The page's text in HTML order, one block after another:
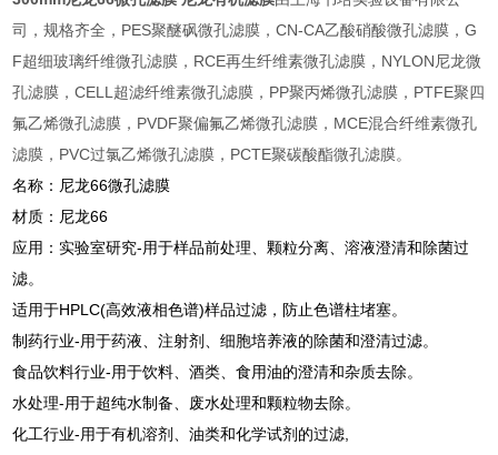
司，规格齐全，PES聚醚砜微孔滤膜，CN-CA乙酸硝酸微孔滤膜，G
F超细玻璃纤维微孔滤膜，RCE再生纤维素微孔滤膜，NYLON尼龙微
孔滤膜，CELL超滤纤维素微孔滤膜，PP聚丙烯微孔滤膜，PTFE聚四
氟乙烯微孔滤膜，PVDF聚偏氟乙烯微孔滤膜，MCE混合纤维素微孔
滤膜，PVC过氯乙烯微孔滤膜，PCTE聚碳酸酯微孔滤膜。
名称：尼龙66微孔滤膜
材质：尼龙66
应用：实验室研究-用于样品前处理、颗粒分离、溶液澄清和除菌过
滤。
适用于HPLC(高效液相色谱)样品过滤，防止色谱柱堵塞。
制药行业-用于药液、注射剂、细胞培养液的除菌和澄清过滤。
食品饮料行业-用于饮料、酒类、食用油的澄清和杂质去除。
水处理-用于超纯水制备、废水处理和颗粒物去除。
化工行业-用于有机溶剂、油类和化学试剂的过滤,